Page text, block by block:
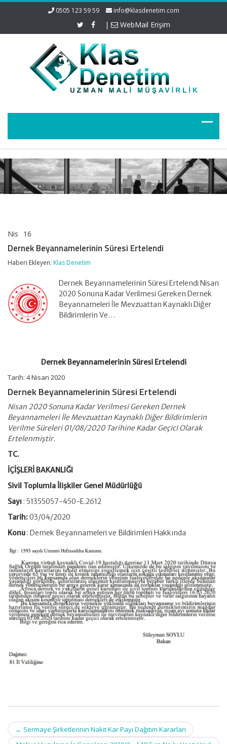
0505 123 59 59 info@klasdenetim.com
| WebMail Erişim
Nis 16
Süresi
Ertelendi
Dernek Beyannamelerinin Süresi Ertelendi
Haberi Ekleyen: Klas Denetim
Dernek Beyannamelerinin Süresi Ertelendi Nisan
2020 Sonuna Kadar Verilmesi Gereken Dernek
Beyannameleri İle Mevzuattan Kaynaklı Diğer
Bildirimlerin Ve…
Dernek Beyannamelerinin Süresi Ertelendi
Tarih: 4 Nisan 2020
Dernek Beyannamelerinin Süresi Ertelendi
Nisan 2020 Sonuna Kadar Verilmesi Gereken Dernek
Beyannameleri İle Mevzuattan Kaynaklı Diğer Bildirimlerin
Verilme Süreleri 01/08/2020 Tarihine Kadar Geçici Olarak
Ertelenmiştir.
TC.
İÇİŞLERİ BAKANLIĞI
Sivil Toplumla İlişkiler Genel Müdürlüğü
Sayı : 51355057-450-E.2612
Tarih:03/04/2020
Konu : Demek Beyannameleri ve Bildirimleri Hakkında
Post
navigation
← Sermaye Şirketlerinin Nakit Kar Payı Dağıtım Kararları